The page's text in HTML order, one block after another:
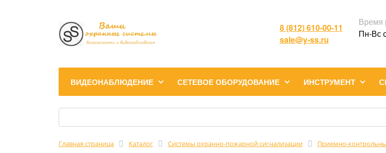
8 (812) 610-00-11
sale@y-ss.ru
Время
Пн-Вс
ВИДЕОНАБЛЮДЕНИЕ СЕТЕВОЕ ОБОРУДОВАНИЕ ИНСТРУМЕНТ
Главная страница Каталог Cистемы охранно-пожарной сигнализации Приемно-